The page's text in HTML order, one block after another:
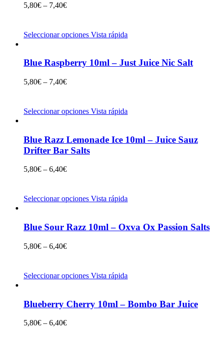
5,80€ – 7,40€
Seleccionar opciones Vista rápida
Blue Raspberry 10ml – Just Juice Nic Salt
5,80€ – 7,40€
Seleccionar opciones Vista rápida
Blue Razz Lemonade Ice 10ml – Juice Sauz
Drifter Bar Salts
5,80€ – 6,40€
Seleccionar opciones Vista rápida
Blue Sour Razz 10ml – Oxva Ox Passion Salts
5,80€ – 6,40€
Seleccionar opciones Vista rápida
Blueberry Cherry 10ml – Bombo Bar Juice
5,80€ – 6,40€